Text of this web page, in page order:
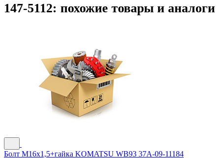
147-5112: похожие товары и аналоги
Болт M16x1,5+гайка KOMATSU WB93 37A-09-11184